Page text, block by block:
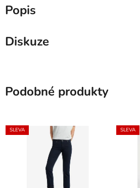
Popis
Diskuze
Podobné produkty
SLEVA SLEVA